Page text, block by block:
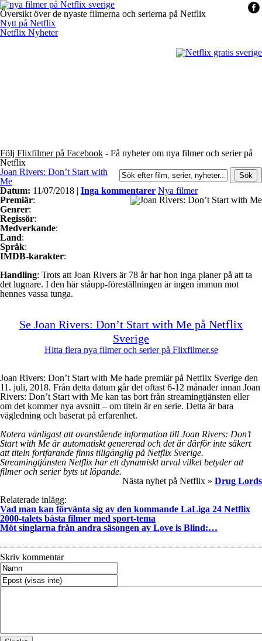
Översikt över de nyaste filmerna och serierna på Netflix
Nytt på Netflix
Netflix Nyheter
Följ Flixfilmer på Facebook - Få nyheter om nya filmer och serier på
Netflix
Joan Rivers: Don’t Start with
Me
Datum: 11/07/2018 | Inga kommentarer Nya filmer
Premiär:
Genrer:
Regissör:
Medverkande:
Land:
Språk:
IMDB-karakter:
Handling: Trots att Joan Rivers är 78 år har hon inga planer på att ta
det lugnare. I den här ståupp-föreställningen är ingen immun mot
hennes vassa tunga.
Se Joan Rivers: Don’t Start with Me på Netflix
Sverige
Hitta flera nya filmer och serier på Flixfilmer.se
Joan Rivers: Don’t Start with Me hade premiär på Netflix Sverige den
11. juli, 2018. Från detta datum går det oftast 6-12 månader innan Joan
Rivers: Don’t Start with Me kan tas bort från streamingtjänsten eller
om det kommer nya avsnitt – om titeln är en serie. Detta är bara
vägledning och baserat på erfarenhet.
Notera vänligast att ovanstående information till Joan Rivers: Don’t
Start with Me är automatiskt genererad och det är därför inte säkert
att titeln fortfarande finns tillgänglig på Netflix Sverige.
Streamingtjänsten Netflix har ett dynamiskt urval vilket betyder att
filmer och serier byts ut löpande.
Nästa nyhet på Netflix » Drug Lords
Relaterade inlägg:
Vad man kan förvänta sig av den kommande LaLiga 24 Netflix
2000-talets bästa filmer med sport-tema
Möt singlarna från andra säsongen av Love is Blind:…
Skriv kommentar